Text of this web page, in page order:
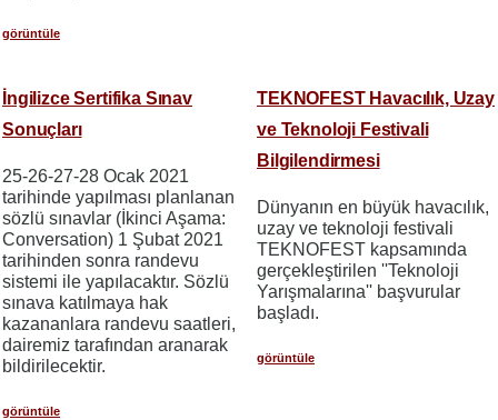
görüntüle
İngilizce Sertifika Sınav
Sonuçları
25-26-27-28 Ocak 2021
tarihinde yapılması planlanan
sözlü sınavlar (İkinci Aşama:
Conversation) 1 Şubat 2021
tarihinden sonra randevu
sistemi ile yapılacaktır. Sözlü
sınava katılmaya hak
kazananlara randevu saatleri,
dairemiz tarafından aranarak
bildirilecektir.
görüntüle
TEKNOFEST Havacılık, Uzay
ve Teknoloji Festivali
Bilgilendirmesi
Dünyanın en büyük havacılık,
uzay ve teknoloji festivali
TEKNOFEST kapsamında
gerçekleştirilen ''Teknoloji
Yarışmalarına'' başvurular
başladı.
görüntüle